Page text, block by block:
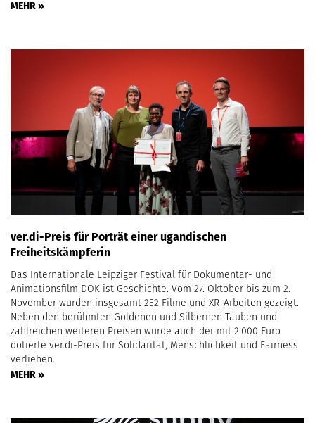
MEHR »
ver.di-Preis für Porträt einer ugandischen
Freiheitskämpferin
Das Internationale Leipziger Festival für Dokumentar- und
Animationsfilm DOK ist Geschichte. Vom 27. Oktober bis zum 2.
November wurden insgesamt 252 Filme und XR-Arbeiten gezeigt.
Neben den berühmten Goldenen und Silbernen Tauben und
zahlreichen weiteren Preisen wurde auch der mit 2.000 Euro
dotierte ver.di-Preis für Solidarität, Menschlichkeit und Fairness
verliehen.
MEHR »